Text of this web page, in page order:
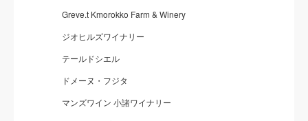
Greve.t Kmorokko Farm & Winery
ジオヒルズワイナリー
テールドシエル
ドメーヌ・フジタ
マンズワイン 小諸ワイナリー